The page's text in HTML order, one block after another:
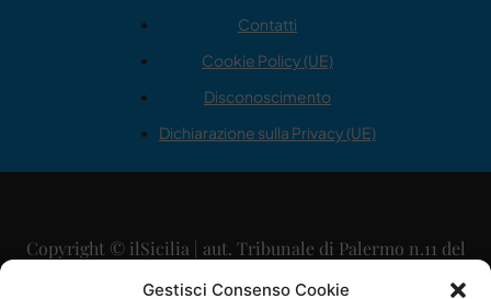
Gestisci Consenso Cookie
Contatti
Cookie Policy (UE)
Disconoscimento
Dichiarazione sulla Privacy (UE)
Copyright © ilSicilia | aut. Tribunale di Palermo n.11 del
29/09/2015